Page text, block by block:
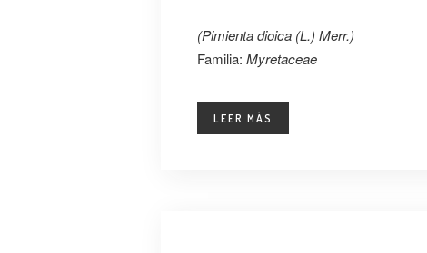
(Pimienta dioica (L.) Merr.)
Familia: Myretaceae
LEER MÁS